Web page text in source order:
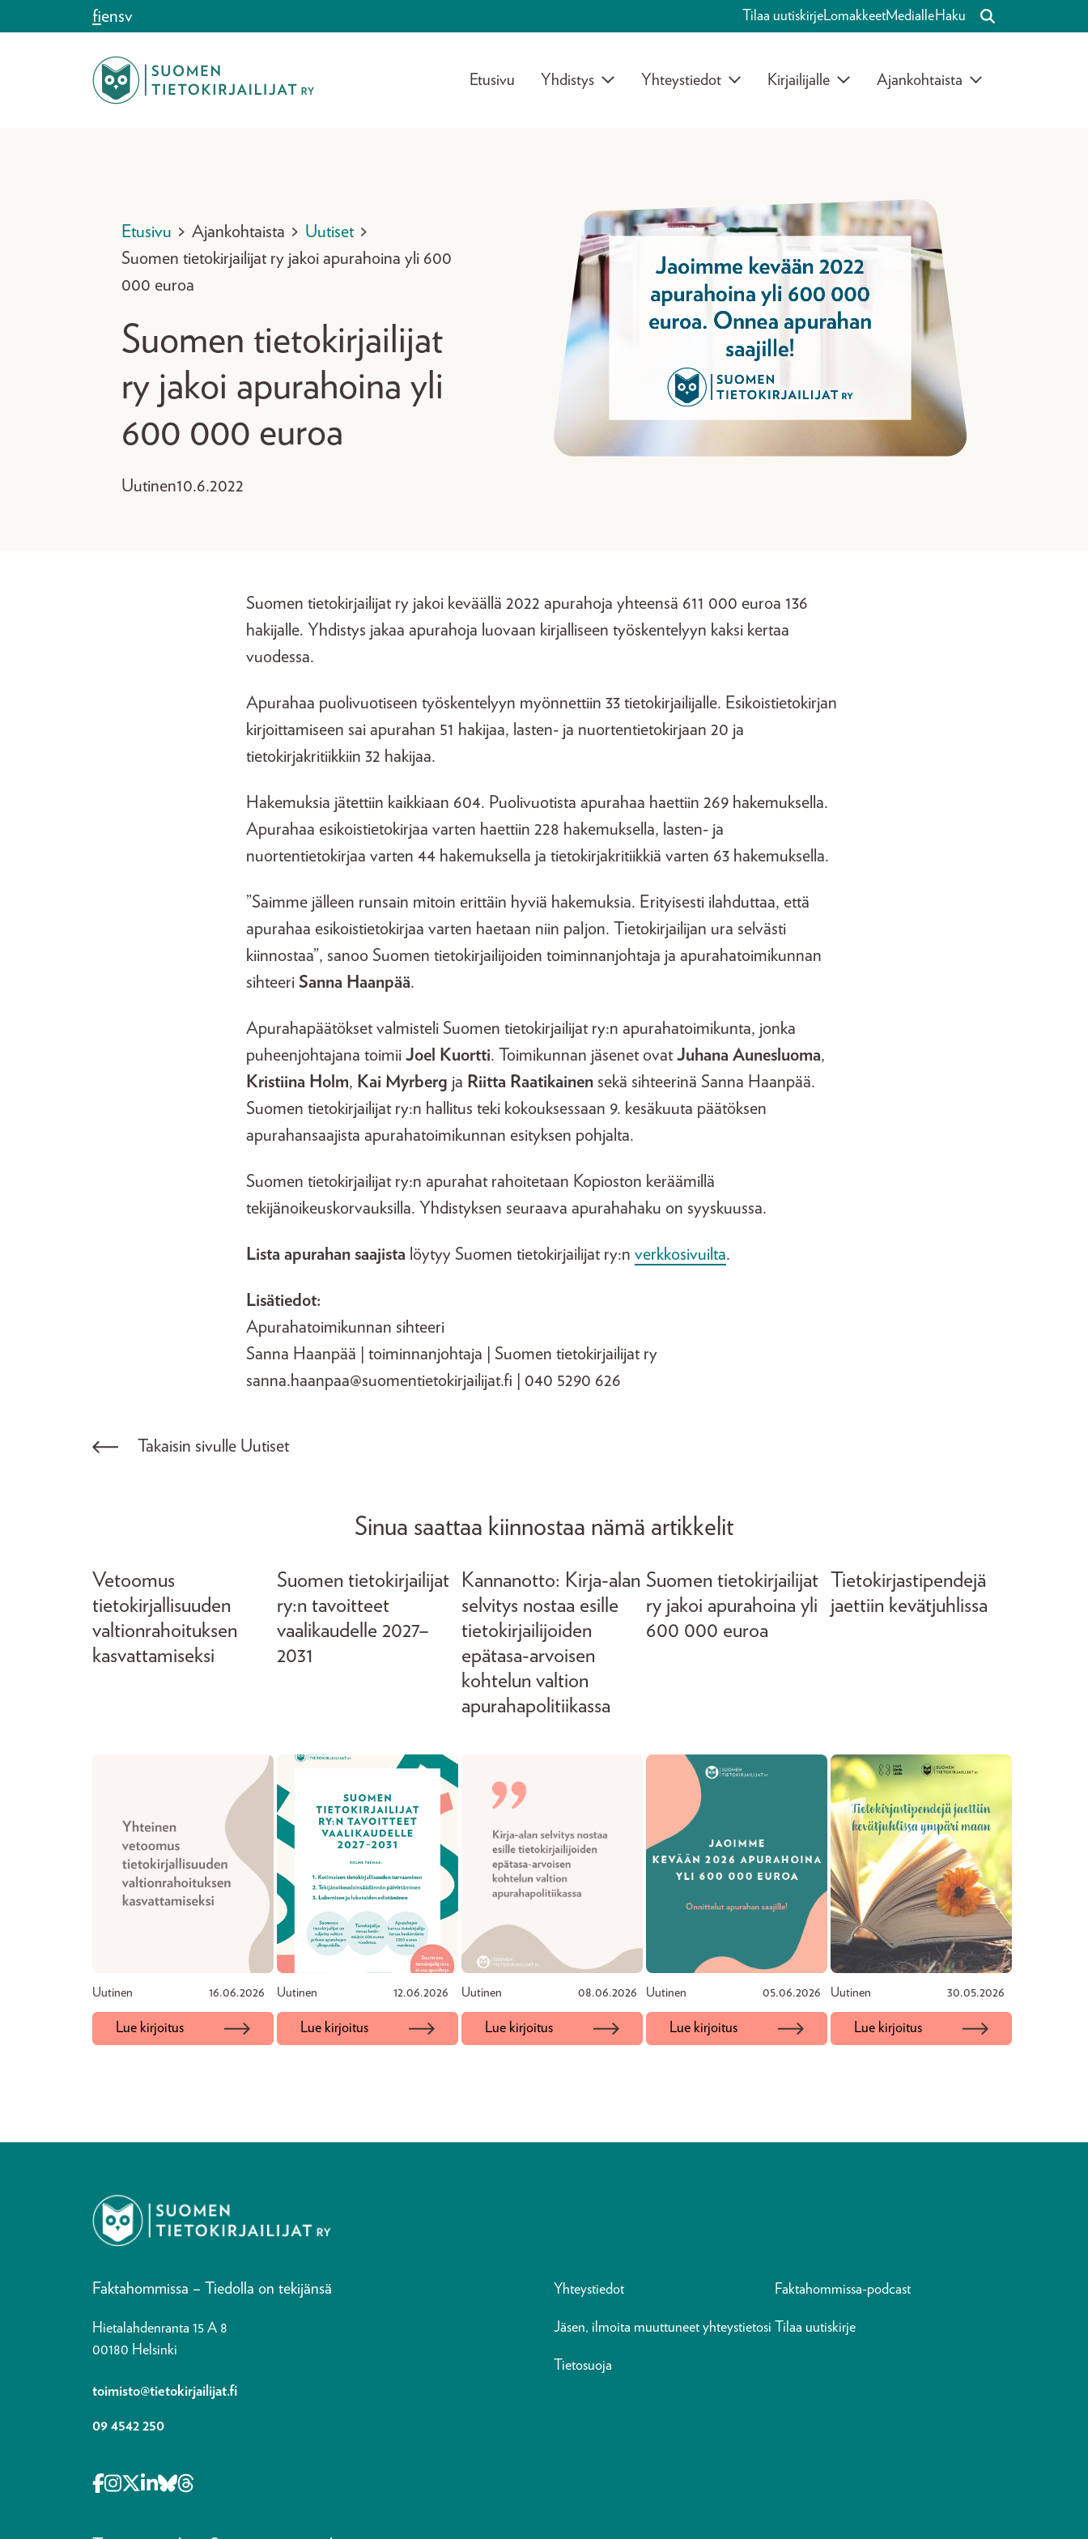
Siirry sisältöönfiensv Tilaa uutiskirjeLomakkeetMedialleHaku
Etusivu Yhdistys Yhteystiedot Kirjailijalle Ajankohtaista
Etusivu > Ajankohtaista > Uutiset >
Suomen tietokirjailijat ry jakoi apurahoina yli 600
000 euroa
Suomen tietokirjailijat
ry jakoi apurahoina yli
600 000 euroa
Uutinen10.6.2022
Suomen tietokirjailijat ry jakoi keväällä 2022 apurahoja yhteensä 611 000 euroa 136
hakijalle. Yhdistys jakaa apurahoja luovaan kirjalliseen työskentelyyn kaksi kertaa
vuodessa.
Apurahaa puolivuotiseen työskentelyyn myönnettiin 33 tietokirjailijalle. Esikoistietokirjan
kirjoittamiseen sai apurahan 51 hakijaa, lasten- ja nuortentietokirjaan 20 ja
tietokirjakritiikkiin 32 hakijaa.
Hakemuksia jätettiin kaikkiaan 604. Puolivuotista apurahaa haettiin 269 hakemuksella.
Apurahaa esikoistietokirjaa varten haettiin 228 hakemuksella, lasten- ja
nuortentietokirjaa varten 44 hakemuksella ja tietokirjakritiikkiä varten 63 hakemuksella.
”Saimme jälleen runsain mitoin erittäin hyviä hakemuksia. Erityisesti ilahduttaa, että
apurahaa esikoistietokirjaa varten haetaan niin paljon. Tietokirjailijan ura selvästi
kiinnostaa”, sanoo Suomen tietokirjailijoiden toiminnanjohtaja ja apurahatoimikunnan
sihteeri Sanna Haanpää.
Apurahapäätökset valmisteli Suomen tietokirjailijat ry:n apurahatoimikunta, jonka
puheenjohtajana toimii Joel Kuortti. Toimikunnan jäsenet ovatJuhana Aunesluoma,
Kristiina Holm, Kai Myrberg ja Riitta Raatikainen sekä sihteerinä Sanna Haanpää.
Suomen tietokirjailijat ry:n hallitus teki kokouksessaan 9. kesäkuuta päätöksen
apurahansaajista apurahatoimikunnan esityksen pohjalta.
Suomen tietokirjailijat ry:n apurahat rahoitetaan Kopioston keräämillä
tekijänoikeuskorvauksilla. Yhdistyksen seuraava apurahahaku on syyskuussa.
Lista apurahan saajista löytyy Suomen tietokirjailijat ry:n verkkosivuilta.
Lisätiedot:
Apurahatoimikunnan sihteeri
Sanna Haanpää | toiminnanjohtaja | Suomen tietokirjailijat ry
sanna.haanpaa@suomentietokirjailijat.fi | 040 5290 626
Takaisin sivulle Uutiset
Sinua saattaa kiinnostaa nämä artikkelit
Vetoomus
tietokirjallisuuden
valtionrahoituksen
kasvattamiseksi
Uutinen 16.06.2026
Lue kirjoitus
Suomen tietokirjailijat
ry:n tavoitteet
vaalikaudelle 2027–
2031
Uutinen 12.06.2026
Lue kirjoitus
Kannanotto: Kirja-alan
selvitys nostaa esille
tietokirjailijoiden
epätasa-arvoisen
kohtelun valtion
apurahapolitiikassa
Uutinen 08.06.2026
Lue kirjoitus
Suomen tietokirjailijat
ry jakoi apurahoina yli
600 000 euroa
Uutinen 05.06.2026
Lue kirjoitus
Tietokirjastipendejä
jaettiin kevätjuhlissa
Uutinen 30.05.2026
Lue kirjoitus
Faktahommissa – Tiedolla on tekijänsä
Hietalahdenranta 15 A 8
00180 Helsinki
toimisto@tietokirjailijat.fi
09 4542 250
Yhteystiedot Faktahommissa-podcast
Jäsen, ilmoita muuttuneet yhteystietosi Tilaa uutiskirje
Tietosuoja
Opens in a new tab Facebook-f
Opens in a new tab Instagram
Opens in a new tab X-twitter
Opens in a new tab Linkedin-in
Opens in a new tab Bluesky